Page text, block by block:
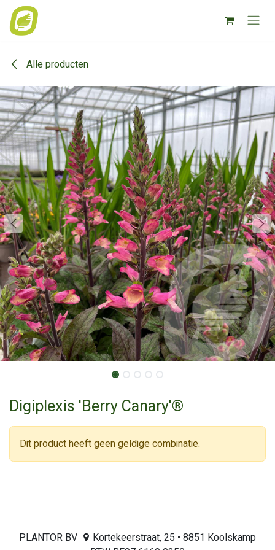
Overslaan naar inhoud
Alle producten
Digiplexis 'Berry Canary'®
Dit product heeft geen geldige combinatie.
PLANTOR BV
Kortekeerstraat, 25 • 8851 Koolskamp